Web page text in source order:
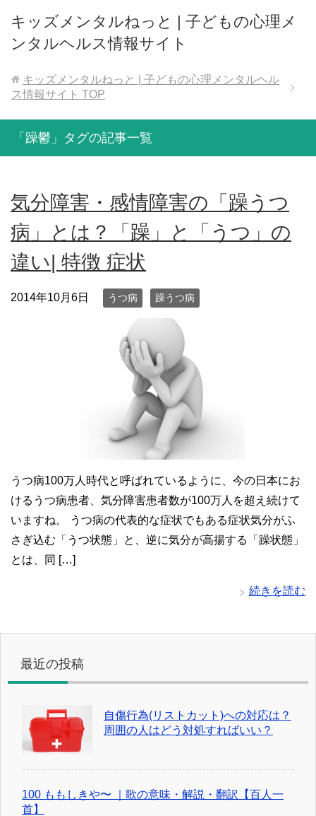
キッズメンタルねっと | 子どもの心理メ
ンタルヘルス情報サイト
キッズメンタルねっと | 子どもの心理メンタルヘル
ス情報サイト TOP
「躁鬱」タグの記事一覧
気分障害・感情障害の「躁うつ
病」とは？「躁」と「うつ」の
違い| 特徴 症状
2014年10月6日 うつ病 躁うつ病
うつ病100万人時代と呼ばれているように、今の日本にお
けるうつ病患者、気分障害患者数が100万人を超え続けて
いますね。 うつ病の代表的な症状でもある症状気分がふ
さぎ込む「うつ状態」と、逆に気分が高揚する「躁状態」
とは、同 […]
続きを読む
最近の投稿
自傷行為(リストカット)への対応は？
周囲の人はどう対処すればいい？
100 ももしきや〜 ｜歌の意味・解説・翻訳【百人一
首】